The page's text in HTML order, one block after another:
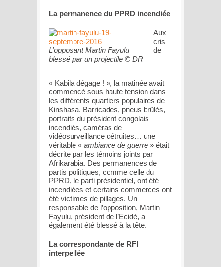
La permanence du PPRD incendiée
L’opposant Martin Fayulu
blessé par un projectile © DR
Aux
cris
de
« Kabila dégage ! », la matinée avait
commencé sous haute tension dans
les différents quartiers populaires de
Kinshasa. Barricades, pneus brûlés,
portraits du président congolais
incendiés, caméras de
vidéosurveillance détruites… une
véritable « ambiance de guerre » était
décrite par les témoins joints par
Afrikarabia. Des permanences de
partis politiques, comme celle du
PPRD, le parti présidentiel, ont été
incendiées et certains commerces ont
été victimes de pillages. Un
responsable de l’opposition, Martin
Fayulu, président de l’Ecidé, a
également été blessé à la tête.
La correspondante de RFI
interpellée